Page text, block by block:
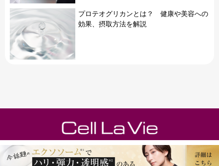
プロテオグリカンとは？ 健康や美容への
効果、摂取方法を解説
運営会社 フラコラ公式オンラインショップ